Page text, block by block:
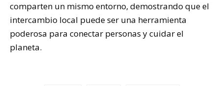
comparten un mismo entorno, demostrando que el
intercambio local puede ser una herramienta
poderosa para conectar personas y cuidar el
planeta.